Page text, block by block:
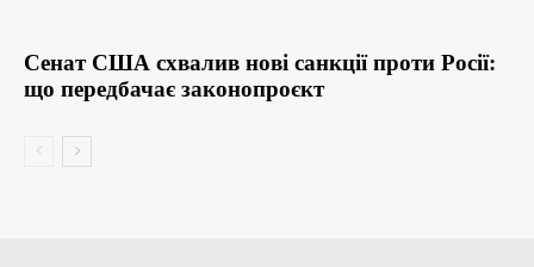
Сенат США схвалив нові санкції проти Росії:
що передбачає законопроєкт